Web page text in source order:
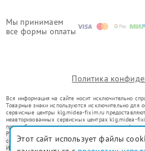
Мы принимаем
все формы оплаты
Политика
Вся информация на сайте носит исключительно
Товарные знаки используются исключительно для
сервисные центры klg.midea-fixim.ru
неавторизованных сервисных центрах klg.midea-
правообладателями товарных знаков или их
Ремонт осуществляется для устройств, уже
со статьей 1487 ГК РФ.
Использование товарных знаков не преследует
Этот сайт использует файлы